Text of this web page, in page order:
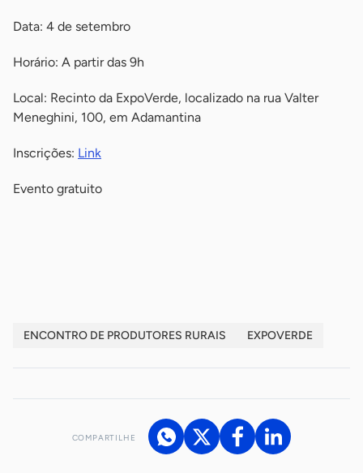
Data: 4 de setembro
Horário: A partir das 9h
Local: Recinto da ExpoVerde, localizado na rua Valter
Meneghini, 100, em Adamantina
Inscrições: Link
Evento gratuito
ENCONTRO DE PRODUTORES RURAIS EXPOVERDE
COMPARTILHE